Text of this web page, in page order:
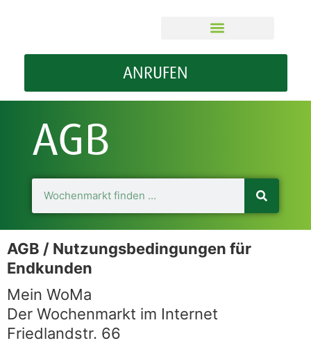
ANRUFEN
AGB
AGB / Nutzungsbedingungen für
Endkunden
Mein WoMa
Der Wochenmarkt im Internet
Friedlandstr. 66